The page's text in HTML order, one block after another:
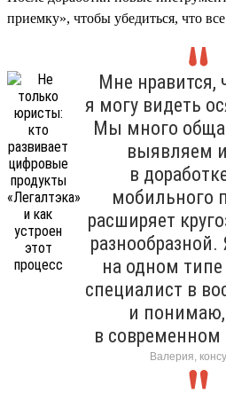
приемку», чтобы убедиться, что
Мне нравится,
я могу видеть
Мы много
выявляем
в
мобильного
расширяет
на одном типе
специалист в
и
в современном
Валерия,